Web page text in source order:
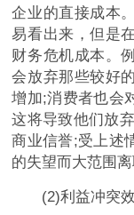
企业的直接成本
易看出来，但是
财务危机成本。
会放弃那些较好
增加;消费者也会
这将导致他们放
商业信誉;受上述
的失望而大范围离
(2)利益冲突